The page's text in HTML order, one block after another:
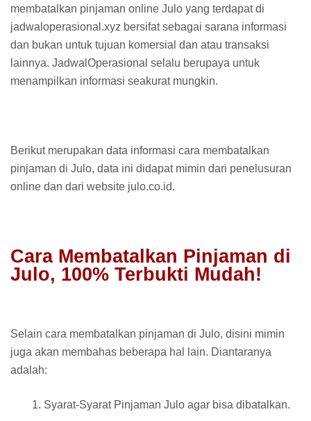
membatalkan pinjaman online Julo yang terdapat di
jadwaloperasional.xyz bersifat sebagai sarana informasi
dan bukan untuk tujuan komersial dan atau transaksi
lainnya. JadwalOperasional selalu berupaya untuk
menampilkan informasi seakurat mungkin.
Berikut merupakan data informasi cara membatalkan
pinjaman di Julo, data ini didapat mimin dari penelusuran
online dan dari website julo.co.id.
Cara Membatalkan Pinjaman di
Julo, 100% Terbukti Mudah!
Selain cara membatalkan pinjaman di Julo, disini mimin
juga akan membahas beberapa hal lain. Diantaranya
adalah:
Syarat-Syarat Pinjaman Julo agar bisa dibatalkan.